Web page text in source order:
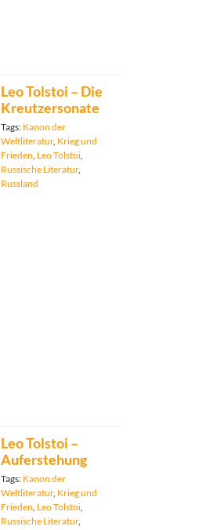
Leo Tolstoi – Die
Kreutzersonate
Tags: Kanon der
Weltliteratur, Krieg und
Frieden, Leo Tolstoi,
Russische Literatur,
Russland
Leo Tolstoi –
Auferstehung
Tags: Kanon der
Weltliteratur, Krieg und
Frieden Leo Tolstoi
Russische Literatur,